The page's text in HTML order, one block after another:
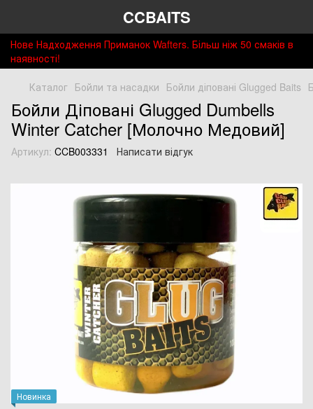
CCBAITS
Нове Надходження Приманок Wafters. Більш ніж 50 смаків в
наявності!
Каталог Бойли та насадки Бойли діповані Glugged Baits
Бойли Діповані Glugged Dumbells
Winter Catcher [Молочно Медовий]
Артикул: CCB003331 Написати відгук
Новинка